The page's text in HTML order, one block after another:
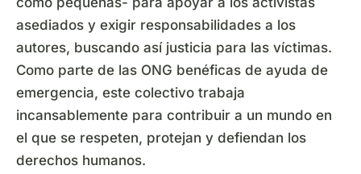
asediados y exigir responsabilidades a los
autores, buscando así justicia para las víctimas.
Como parte de las ONG benéficas de ayuda de
emergencia, este colectivo trabaja
incansablemente para contribuir a un mundo en
el que se respeten, protejan y defiendan los
derechos humanos.